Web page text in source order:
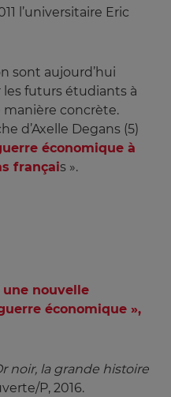
l’universitaire Eric
sont aujourd’hui
futurs étudiants à
manière concrète.
d’Axelle Degans (5)
économique à
français ».
une nouvelle
économique »,
noir, la grande histoire
P, 2016.